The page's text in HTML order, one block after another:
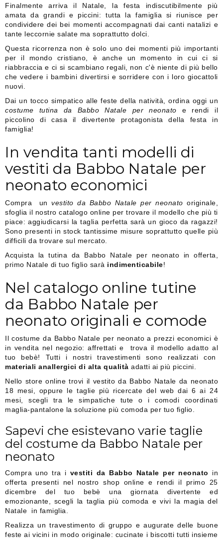
Finalmente arriva il Natale, la festa indiscutibilmente più
amata da grandi e piccini: tutta la famiglia si riunisce per
condividere dei bei momenti accompagnati dai canti natalizi e
tante leccornie salate ma soprattutto dolci.
Questa ricorrenza non è solo uno dei momenti più importanti
per il mondo cristiano, è anche un momento in cui ci si
riabbraccia e ci si scambiano regali, non c'è niente di più bello
che vedere i bambini divertirsi e sorridere con i loro giocattoli
nuovi.
Dai un tocco simpatico alle feste della natività, ordina oggi un
costume tutina da Babbo Natale per neonato e rendi il
piccolino di casa il divertente protagonista della festa in
famiglia!
In vendita tanti modelli di
vestiti da Babbo Natale per
neonato economici
Compra unvestito da Babbo Natale per neonato originale,
sfoglia il nostro catalogo online per trovare il modello che più ti
piace: aggiudicarsi la taglia perfetta sarà un gioco da ragazzi!
Sono presenti in stock tantissime misure soprattutto quelle più
difficili da trovare sul mercato.
Acquista la tutina da Babbo Natale per neonato in offerta,
primo Natale di tuo figlio sarà indimenticabile!
Nel catalogo online tutine
da Babbo Natale per
neonato originali e comode
Il costume da Babbo Natale per neonato a prezzi economici è
in vendita nel negozio: affrettati e trova il modello adatto al
tuo bebè! Tutti i nostri travestimenti sono realizzati con
materiali anallergici di alta qualità adatti ai più piccini.
Nello store online trovi il vestito da Babbo Natale da neonato
18 mesi, oppure le taglie più ricercate del web dai 6 ai 24
mesi, scegli tra le simpatiche tute o i comodi coordinati
maglia-pantalone la soluzione più comoda per tuo figlio.
Sapevi che esistevano varie taglie
del costume da Babbo Natale per
neonato
Compra uno tra i vestiti da Babbo Natale per neonato
in
offerta presenti nel nostro shop online e rendi il primo 25
dicembre del tuo bebè una giornata divertente ed
emozionante, scegli la taglia più comoda e vivi la magia del
Natale in famiglia.
Realizza un travestimento di gruppo e augurate delle buone
feste ai vicini in modo originale: cucinate i biscotti tutti insieme